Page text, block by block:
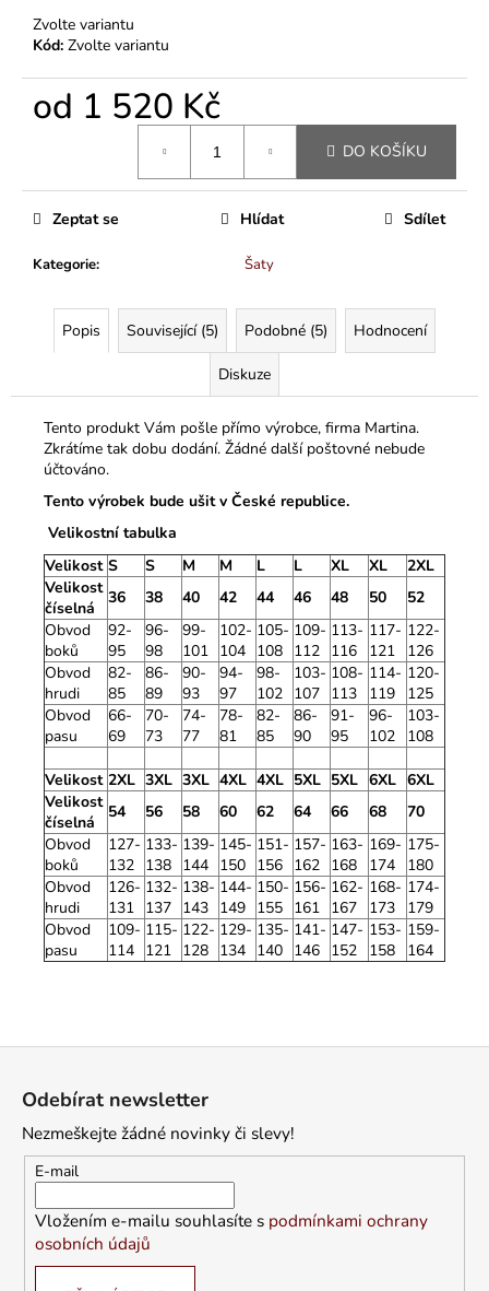
Zvolte variantu
Kód: Zvolte variantu
od 1 520 Kč
DO KOŠÍKU
Kategorie: Šaty
Zeptat se Hlídat Sdílet
Popis Související (5) Podobné (5) Hodnocení
Diskuze
Tento produkt Vám pošle přímo výrobce, firma Martina.
Zkrátíme tak dobu dodání. Žádné další poštovné nebude
účtováno.
Tento výrobek bude ušit v České republice.
Velikostní tabulka
Velikost S S M M L L XL XL
2XL
Velikost
číselná
36 38 40 42 44 46 48 50
52
Obvod
boků
92-
95
96-
98
99-
101
102-
104
105-
108
109-
112
113-
116
117-
121
122-
126
Obvod
hrudi
82-
85
86-
89
90-
93
94-
97
98-
102
103-
107
108-
113
114-
119
120-
125
Obvod
pasu
66-
69
70-
73
74-
77
78-
81
82-
85
86-
90
91-
95
96-
102
103-
108
Velikost 2XL 3XL 3XL 4XL 4XL 5XL 5XL 6XL 6XL
Velikost
číselná
54 56 58 60 62 64 66 68
70
Obvod
boků
127-
132
133-
138
139-
144
145-
150
151-
156
157-
162
163-
168
169-
174
175-
180
Obvod
hrudi
126-
131
132-
137
138-
143
144-
149
150-
155
156-
161
162-
167
168-
173
174-
179
Obvod
pasu
109-
114
115-
121
122-
128
129-
134
135-
140
141-
146
147-
152
153-
158
159-
164
Odebírat newsletter
Nezmeškejte žádné novinky či slevy!
E-mail
Vložením e-mailu souhlasíte s podmínkami ochrany
osobních údajů